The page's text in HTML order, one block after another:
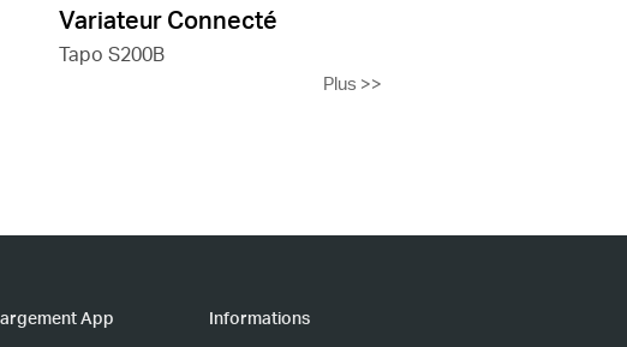
Variateur Connecté
Tapo S200B
Plus >>
App Informations